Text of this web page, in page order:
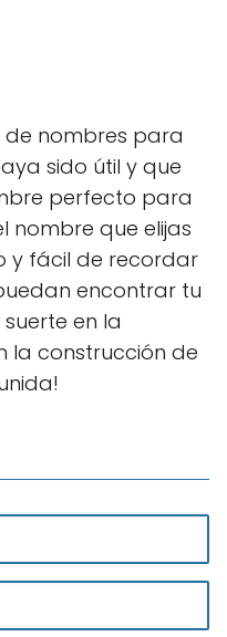
de nombres para
sido útil y que
perfecto para
nombre que elijas
y fácil de recordar
encontrar tu
en la
la construcción de